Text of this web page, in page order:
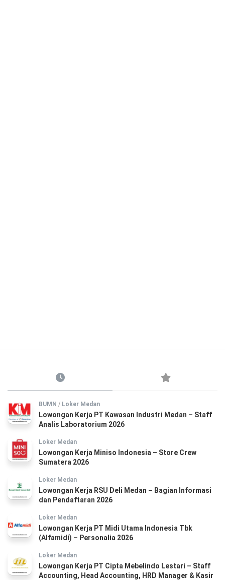
BUMN / Loker Medan
Lowongan Kerja PT Kawasan Industri Medan – Staff
Analis Laboratorium 2026
Loker Medan
Lowongan Kerja Miniso Indonesia – Store Crew
Sumatera 2026
Loker Medan
Lowongan Kerja RSU Deli Medan – Bagian Informasi
dan Pendaftaran 2026
Loker Medan
Lowongan Kerja PT Midi Utama Indonesia Tbk
(Alfamidi) – Personalia 2026
Loker Medan
Lowongan Kerja PT Cipta Mebelindo Lestari – Staff
Accounting, Head Accounting, HRD Manager & Kasir